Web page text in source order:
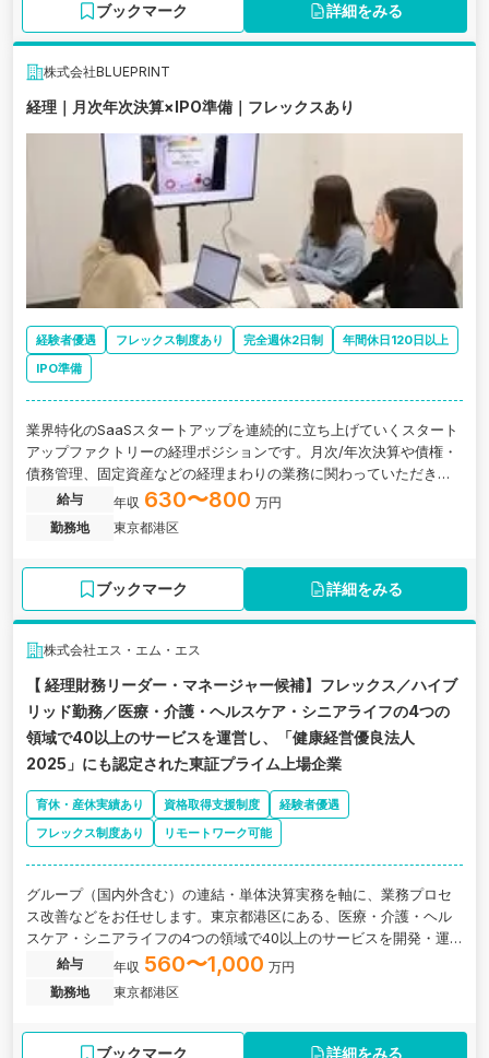
ブックマーク 詳細をみる
株式会社BLUEPRINT
経理｜月次年次決算×IPO準備｜フレックスあり
経験者優遇 フレックス制度あり 完全週休2日制
年間休日120日以上
IPO準備
業界特化のSaaSスタートアップを連続的に立ち上げていくスタート
アップファクトリーの経理ポジションです。月次/年次決算や債権・
債務管理、固定資産などの経理まわりの業務に関わっていただきま
給与 年収 630〜800 万円
勤務地
東京都港区
ブックマーク 詳細をみる
株式会社エス・エム・エス
【 経理財務リーダー・マネージャー候補】フレックス／ハイブ
リッド勤務／医療・介護・ヘルスケア・シニアライフの4つの
領域で40以上のサービスを運営し、「健康経営優良法人
2025」にも認定された東証プライム上場企業
育休・産休実績あり 資格取得支援制度
経験者優遇
フレックス制度あり
リモートワーク可能
グループ（国内外含む）の連結・単体決算実務を軸に、業務プロセ
ス改善などをお任せします。東京都港区にある、医療・介護・ヘル
スケア・シニアライフの4つの領域で40以上のサービスを開発・運
営している東証プライム上場企業の求人です。
給与 年収 560〜1,000 万円
勤務地
東京都港区
ブックマーク 詳細をみる